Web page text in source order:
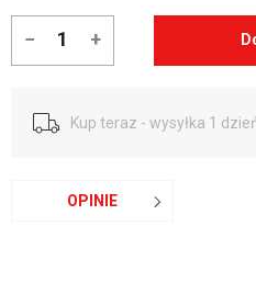
− +
Kup teraz - wysyłka 1
OPINIE